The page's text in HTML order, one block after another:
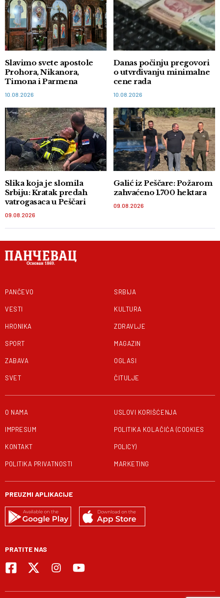
Slavimo svete apostole
Prohora, Nikanora,
Timona i Parmena
10.08.2026
Danas počinju pregovori
o utvrđivanju minimalne
cene rada
10.08.2026
Slika koja je slomila
Srbiju: Kratak predah
vatrogasaca u Peščari
09.08.2026
Galić iz Peščare: Požarom
zahvaćeno 1.700 hektara
09.08.2026
PANČEVO
VESTI
HRONIKA
SPORT
ZABAVA
SVET
SRBIJA
KULTURA
ZDRAVLJE
MAGAZIN
OGLASI
ČITULJE
O NAMA
IMPRESUM
KONTAKT
POLITIKA PRIVATNOSTI
USLOVI KORIŠĆENJA
POLITIKA KOLAČIĆA (COOKIES
POLICY)
MARKETING
PREUZMI APLIKACIJE
PRATITE NAS